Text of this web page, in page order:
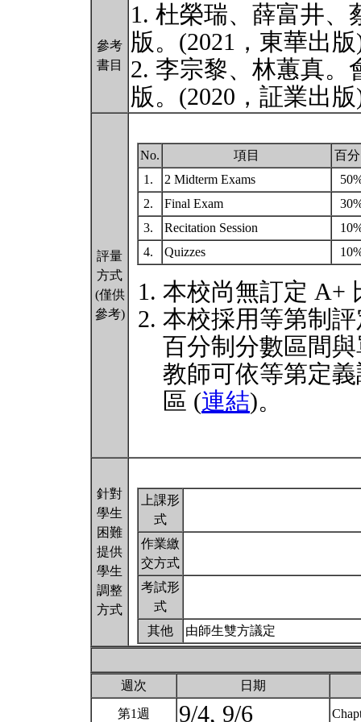
參考
書目
1. 杜榮瑞、薛富井
版。(2021，東華出
2. 李宗黎、林蕙真
版。(2020，証業出
評量
方式
(僅供
參考)
No. 項目
百
1.
2 Midterm Exams
2.
Final Exam
3.
Recitation Session
4.
Quizzes
本校尚無訂定 A+
本校採用等第制
百分制分數區間
教師可依等第定
區 (連結)。
針對
學生
困難
提供
學生
調整
方式
上課形
式
作業繳
交方式
考試形
式
其他
由師生雙方議定
週次 日期
第1週 9/4, 9/6